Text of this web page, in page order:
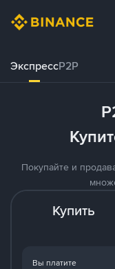
ЭкспрессP2P
Покупайте и
Купить
Вы платите